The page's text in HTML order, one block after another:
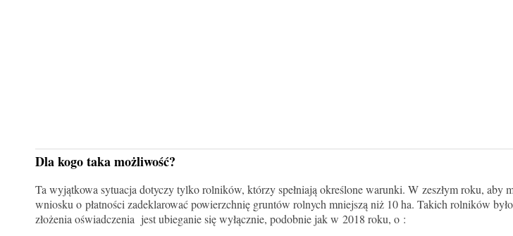
Dla kogo taka możliwość?
Ta wyjątkowa sytuacja dotyczy tylko rolników, którzy spełniają określone warunki. W zeszłym roku, aby
wniosku o płatności zadeklarować powierzchnię gruntów rolnych mniejszą niż 10 ha. Takich rolników
złożenia oświadczenia jest ubieganie się wyłącznie, podobnie jak w 2018 roku, o :